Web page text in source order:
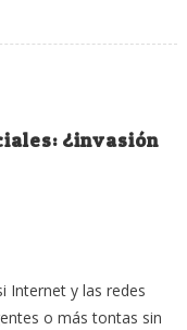
¿invasión
Internet y las redes
o más tontas sin